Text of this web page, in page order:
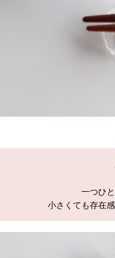
一つひ
小さくても存在